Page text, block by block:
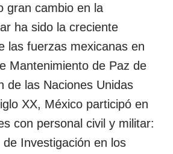
gran cambio en la
ha sido la creciente
las fuerzas mexicanas en
Mantenimiento de Paz de
de las Naciones Unidas
XX, México participó en
con personal civil y militar:
Investigación en los